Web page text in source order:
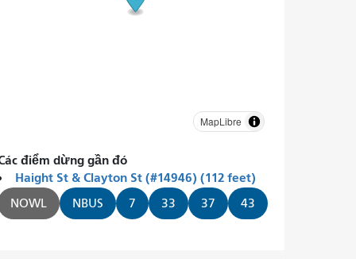
MapLibre
điểm dừng gần đó
Haight St & Clayton St (#14946) (112 feet)
NOWL NBUS 7 33 37 43